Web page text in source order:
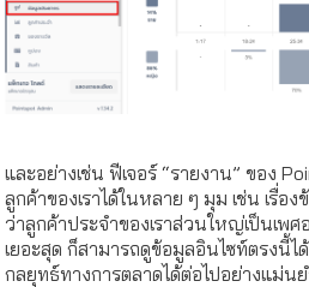
และอย่างเช่น ฟีเจอร์ “รายงาน” ของ
ลูกค้าของเราได้ในหลาย ๆ มุม เช่น เรื่อ
ว่าลูกค้าประจำของเราส่วนใหญ่เป็นเพศ
เยอะสุด ก็สามารถดูข้อมูลอินไซท์ตรงนี้ไ
กลยุทธ์ทางการตลาดได้ต่อไปอย่างแม่น